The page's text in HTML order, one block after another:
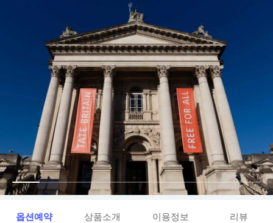
옵션예약 상품소개 이용정보 리뷰